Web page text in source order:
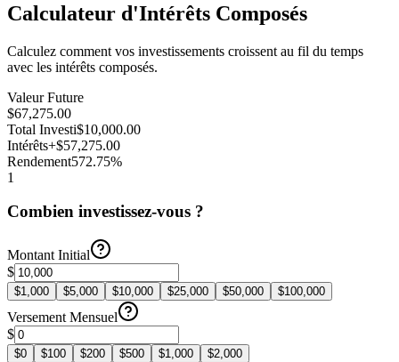
Calculateur d'Intérêts Composés
Calculez comment vos investissements croissent au fil du temps
avec les intérêts composés.
Valeur Future
$67,275.00
Total Investi$10,000.00
Intérêts+$57,275.00
Rendement572.75%
1
Combien investissez-vous ?
Montant Initial
$
$1,000 $5,000 $10,000 $25,000 $50,000 $100,000
Versement Mensuel
$
$0 $100 $200 $500 $1,000 $2,000